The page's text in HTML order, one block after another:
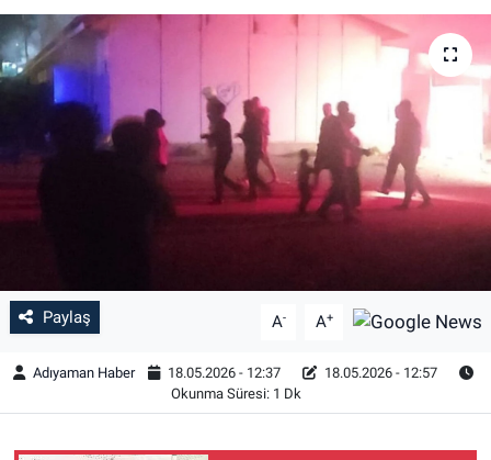
Paylaş A- A+
Adıyaman Haber 18.05.2026 - 12:37
18.05.2026 - 12:57
Okunma Süresi: 1 Dk
Özel Haber
Kültür Sanat
Eğitim
Çevre
Şambayat Haber